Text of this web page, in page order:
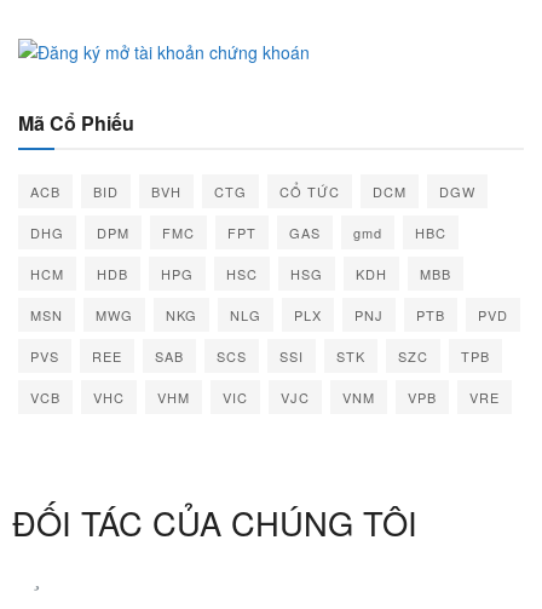
Mã Cổ Phiếu
ACB BID BVH CTG CỔ TỨC DCM DGW
DHG DPM FMC FPT GAS gmd HBC
HCM HDB HPG HSC HSG KDH MBB
MSN MWG NKG NLG PLX PNJ PTB PVD
PVS REE SAB SCS SSI STK SZC TPB
VCB VHC VHM VIC VJC VNM VPB VRE
ĐỐI TÁC CỦA CHÚNG TÔI